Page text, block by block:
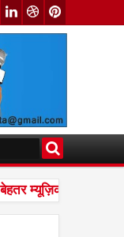
अनुभव देने के लिए